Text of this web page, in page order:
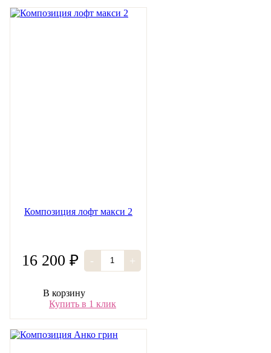
Композиция лофт макси 2
16 200 ₽ - +
В корзину
Купить в 1 клик